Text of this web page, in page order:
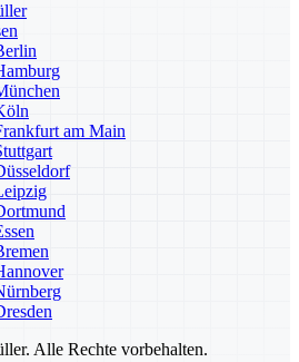
am Main
Alle Rechte vorbehalten.